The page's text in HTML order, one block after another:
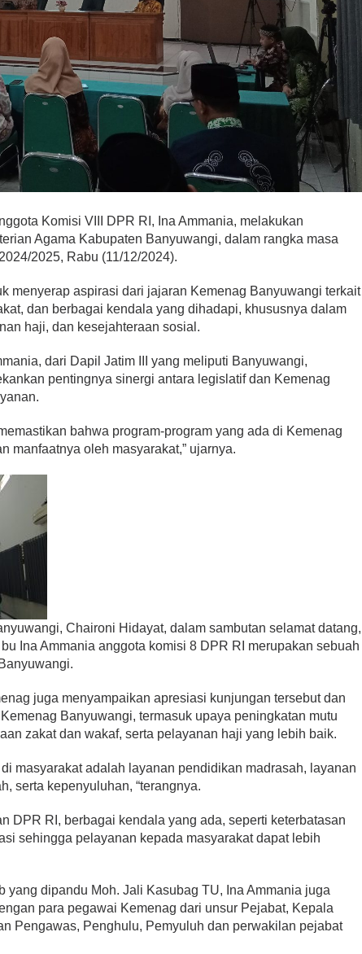
Komisi VIII DPR RI, Ina Ammania, melakukan
Agama Kabupaten Banyuwangi, dalam rangka masa
2025, Rabu (11/12/2024).
menyerap aspirasi dari jajaran Kemenag Banyuwangi terkait
dan berbagai kendala yang dihadapi, khususnya dalam
haji, dan kesejahteraan sosial.
dari Dapil Jatim III yang meliputi Banyuwangi,
pentingnya sinergi antara legislatif dan Kemenag
bahwa program-program yang ada di Kemenag
manfaatnya oleh masyarakat,” ujarnya.
Chaironi Hidayat, dalam sambutan selamat datang,
Ina Ammania anggota komisi 8 DPR RI merupakan sebuah
juga menyampaikan apresiasi kunjungan tersebut dan
Banyuwangi, termasuk upaya peningkatan mutu
zakat dan wakaf, serta pelayanan haji yang lebih baik.
masyarakat adalah layanan pendidikan madrasah, layanan
serta kepenyuluhan, “terangnya.
DPR RI, berbagai kendala yang ada, seperti keterbatasan
sehingga pelayanan kepada masyarakat dapat lebih
yang dipandu Moh. Jali Kasubag TU, Ina Ammania juga
para pegawai Kemenag dari unsur Pejabat, Kepala
Pengawas, Penghulu, Pemyuluh dan perwakilan pejabat